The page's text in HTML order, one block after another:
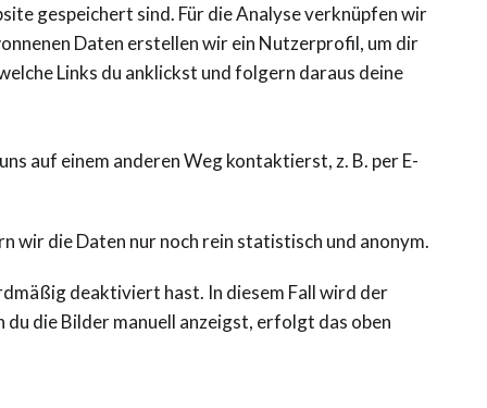
gespeichert sind. Für die Analyse verknüpfen wir
Daten erstellen wir ein Nutzerprofil, um dir
Links du anklickst und folgern daraus deine
auf einem anderen Weg kontaktierst, z. B. per E-
wir die Daten nur noch rein statistisch und anonym.
deaktiviert hast. In diesem Fall wird der
die Bilder manuell anzeigst, erfolgt das oben